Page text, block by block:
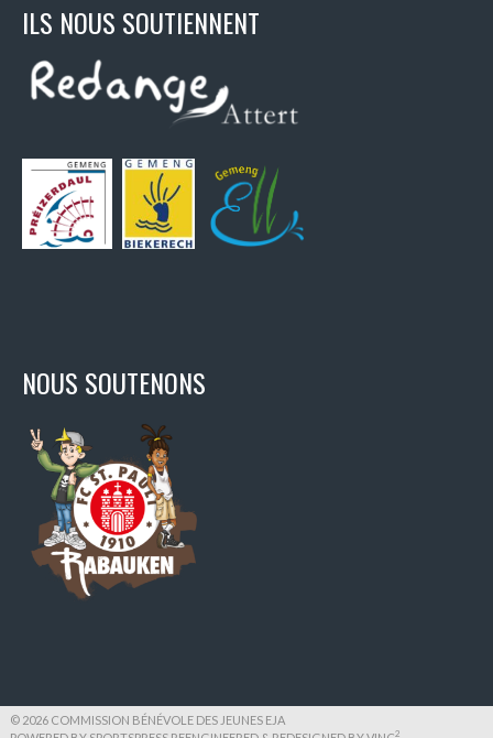
ILS NOUS SOUTIENNENT
NOUS SOUTENONS
© 2026 COMMISSION BÉNÉVOLE DES JEUNES EJA
2